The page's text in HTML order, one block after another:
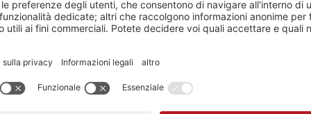
di accettare iJuicercookie per visualizzare questo